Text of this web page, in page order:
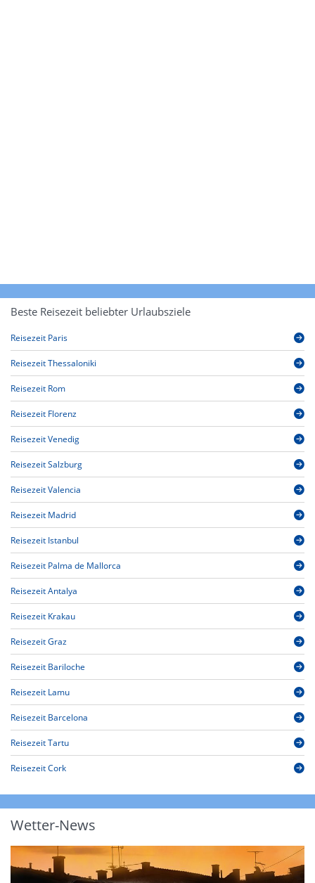
Beste Reisezeit beliebter Urlaubsziele
Reisezeit Paris
Reisezeit Thessaloniki
Reisezeit Rom
Reisezeit Florenz
Reisezeit Venedig
Reisezeit Salzburg
Reisezeit Valencia
Reisezeit Madrid
Reisezeit Istanbul
Reisezeit Palma de Mallorca
Reisezeit Antalya
Reisezeit Krakau
Reisezeit Graz
Reisezeit Bariloche
Reisezeit Lamu
Reisezeit Barcelona
Reisezeit Tartu
Reisezeit Cork
Wetter-News